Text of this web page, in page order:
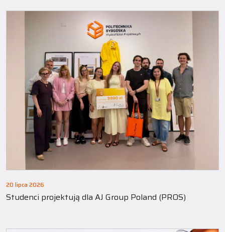
20 lipca 2026
Studenci projektują dla AJ Group Poland (PROS)